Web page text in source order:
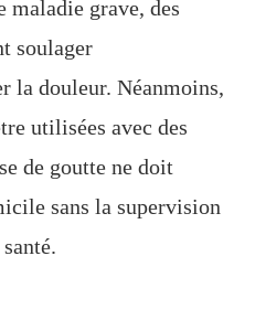
maladie grave, des
soulager
la douleur. Néanmoins,
utilisées avec des
de goutte ne doit
sans la supervision